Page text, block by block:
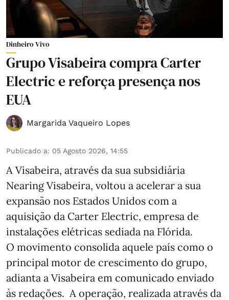
Dinheiro Vivo
Grupo Visabeira compra Carter
Electric e reforça presença nos
EUA
Margarida Vaqueiro Lopes
Publicado a: 05 Agosto 2026, 14:55
A Visabeira, através da sua subsidiária
Nearing Visabeira, voltou a acelerar a sua
expansão nos Estados Unidos com a
aquisição da Carter Electric, empresa de
instalações elétricas sediada na Flórida.
O movimento consolida aquele país como o
principal motor de crescimento do grupo,
adianta a Visabeira em comunicado enviado
às redações. A operação, realizada através da